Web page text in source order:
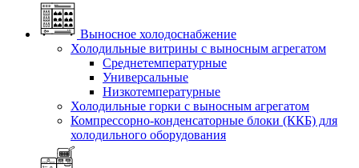
Выносное холодоснабжение
Холодильные витрины с выносным агрегатом
Среднетемпературные
Универсальные
Низкотемпературные
Холодильные горки с выносным агрегатом
Компрессорно-конденсаторные блоки (ККБ) для
холодильного оборудования